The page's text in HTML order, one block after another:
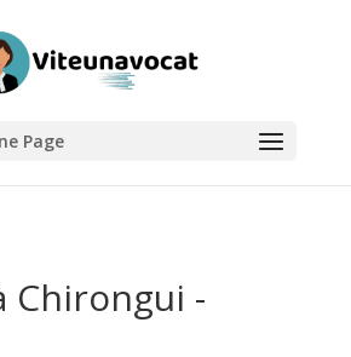
Page
Chirongui -